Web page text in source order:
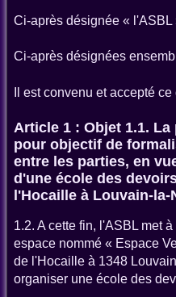
Ci-après désignée «
Ci-après désignées
Il est convenu et accepté
Article 1 : Objet 1.1.
pour objectif de
entre les parties, en
d'une école des
l'Hocaille à Louvain-la-
1.2. A cette fin, l'ASBL met
espace nommé « Espace
de l'Hocaille à 1348
organiser une école des